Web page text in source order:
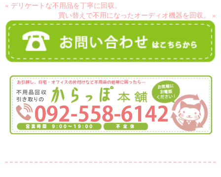
« デリケートな不用品を丁寧に回収。
買い替えで不用になったオーディオ機器を回収。 »